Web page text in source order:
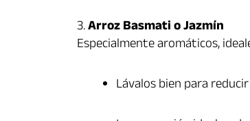
3.Arroz Basmati o Jazmín
Especialmente aromáticos,
Lávalos bien para